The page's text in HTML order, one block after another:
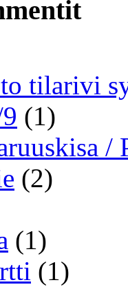
tilarivi
(1)
/
(2)
(1)
(1)